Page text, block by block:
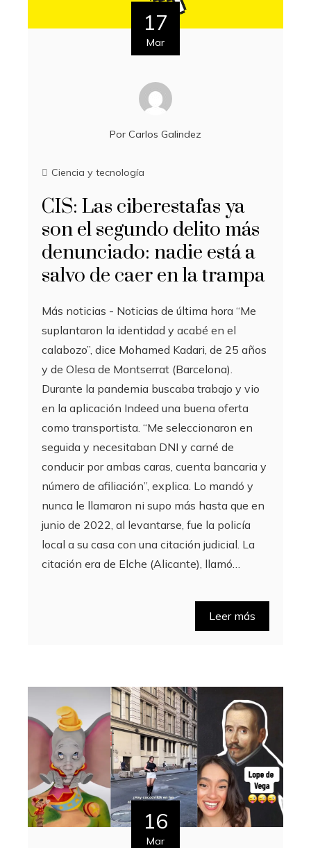
17
Mar
Por Carlos Galindez
Ciencia y tecnología
CIS: Las ciberestafas ya
son el segundo delito más
denunciado: nadie está a
salvo de caer en la trampa
Más noticias - Noticias de última hora “Me
suplantaron la identidad y acabé en el
calabozo”, dice Mohamed Kadari, de 25 años
y de Olesa de Montserrat (Barcelona).
Durante la pandemia buscaba trabajo y vio
en la aplicación Indeed una buena oferta
como transportista. “Me seleccionaron en
seguida y necesitaban DNI y carné de
conducir por ambas caras, cuenta bancaria y
número de afiliación”, explica. Lo mandó y
nunca le llamaron ni supo más hasta que en
junio de 2022, al levantarse, fue la policía
local a su casa con una citación judicial. La
citación era de Elche (Alicante), llamó…
Leer más
16
Mar